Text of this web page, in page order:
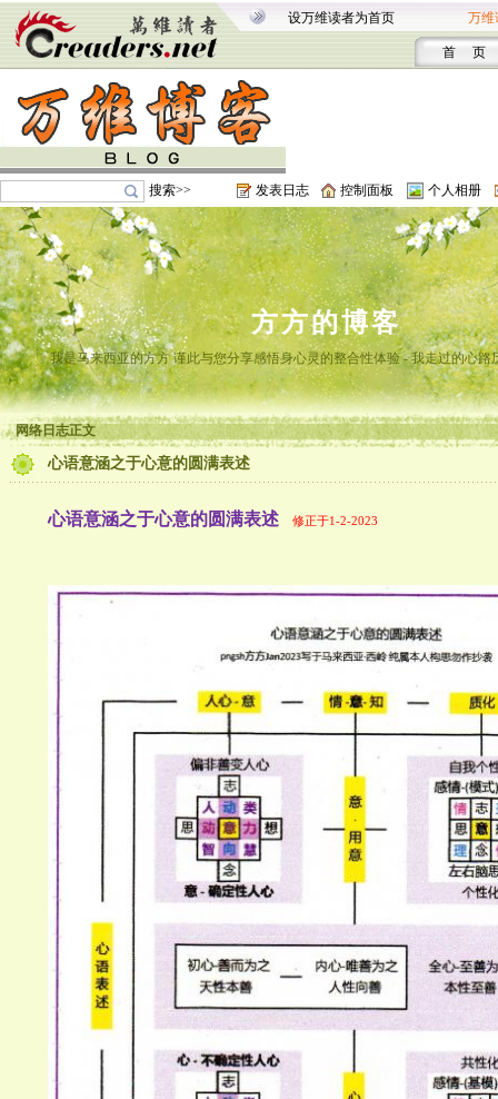
设万维读者为首页 万维
首 页
搜索>> 发表日志 控制面板 个人相册
方方的博客
我是马来西亚的方方 谨此与您分享感悟身心灵的整合性体验 - 我走过的心路
网络日志正文
心语意涵之于心意的圆满表述
心语意涵之于心意的圆满表述 修正于1-2-2023